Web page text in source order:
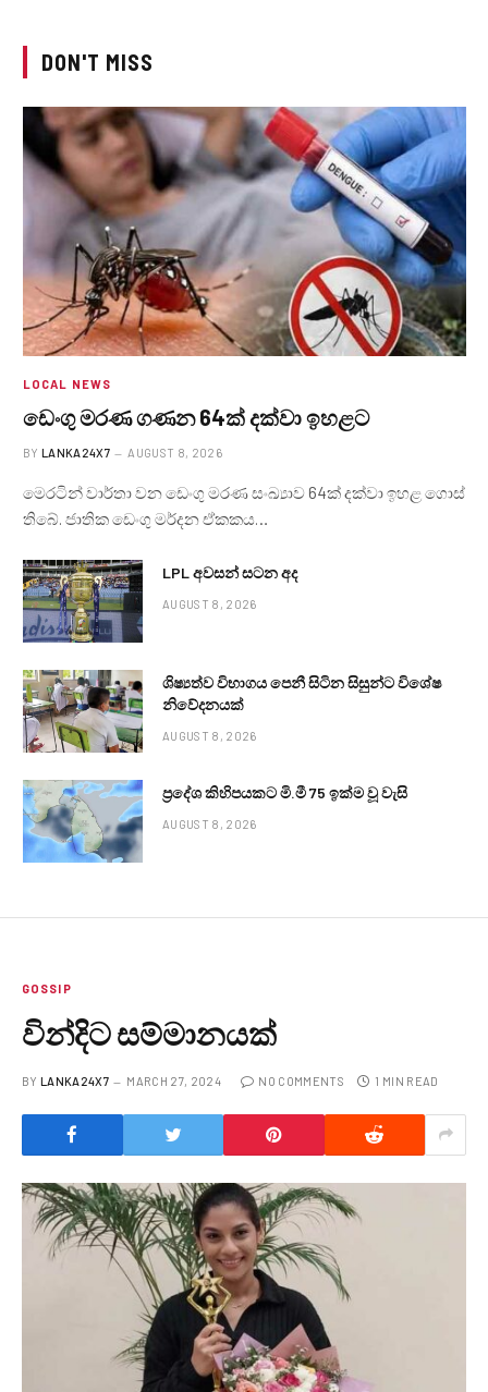
DON'T MISS
LOCAL NEWS
ඩෙංගු මරණ ගණන 64ක් දක්වා ඉහළට
BY LANKA24X7 AUGUST 8, 2026
මෙරටින් වාර්තා වන ඩෙංගු මරණ සංඛ්‍යාව 64ක් දක්වා ඉහළ ගොස්
තිබේ. ජාතික ඩෙංගු මර්දන ඒකකය…
LPL අවසන් සටන අද
AUGUST 8, 2026
ශිෂ්‍යත්ව විභාගය පෙනී සිටින සිසුන්ට විශේෂ
නිවේදනයක්
AUGUST 8, 2026
ප්‍රදේශ කිහිපයකට මි.මී 75 ඉක්ම වූ වැසි
AUGUST 8, 2026
GOSSIP
වින්දිට සම්මානයක්
BY LANKA24X7 MARCH 27, 2024 NO COMMENTS 1 MIN READ